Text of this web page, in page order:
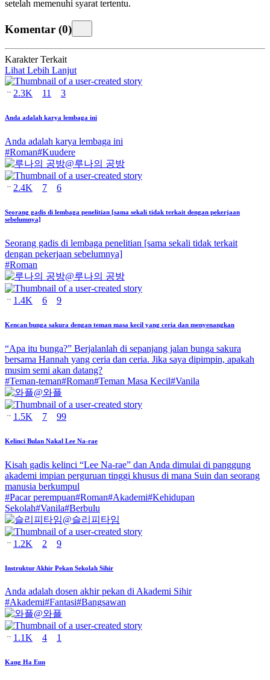
setelah memenuhi syarat tertentu.
Komentar (0)
Karakter Terkait
Lihat Lebih Lanjut
2.3K 11 3
Anda adalah karya lembaga ini
Anda adalah karya lembaga ini
#Roman#Kuudere
@루나의 공방
2.4K 7 6
Seorang gadis di lembaga penelitian [sama sekali tidak terkait dengan pekerjaan
sebelumnya]
Seorang gadis di lembaga penelitian [sama sekali tidak terkait
dengan pekerjaan sebelumnya]
#Roman
@루나의 공방
1.4K 6 9
Kencan bunga sakura dengan teman masa kecil yang ceria dan menyenangkan
“Apa itu bunga?” Berjalanlah di sepanjang jalan bunga sakura
bersama Hannah yang ceria dan ceria. Jika saya dipimpin, apakah
musim semi akan datang?
#Teman-teman#Roman#Teman Masa Kecil#Vanila
@와플
1.5K 7 99
Kelinci Bulan Nakal Lee Na-rae
Kisah gadis kelinci “Lee Na-rae” dan Anda dimulai di panggung
akademi impian perguruan tinggi khusus di mana Suin dan seorang
manusia berkumpul
#Pacar perempuan#Roman#Akademi#Kehidupan
Sekolah#Vanila#Berbulu
@슬리피타임
1.2K 2 9
Instruktur Akhir Pekan Sekolah Sihir
Anda adalah dosen akhir pekan di Akademi Sihir
#Akademi#Fantasi#Bangsawan
@와플
1.1K 4 1
Kang Ha Eun